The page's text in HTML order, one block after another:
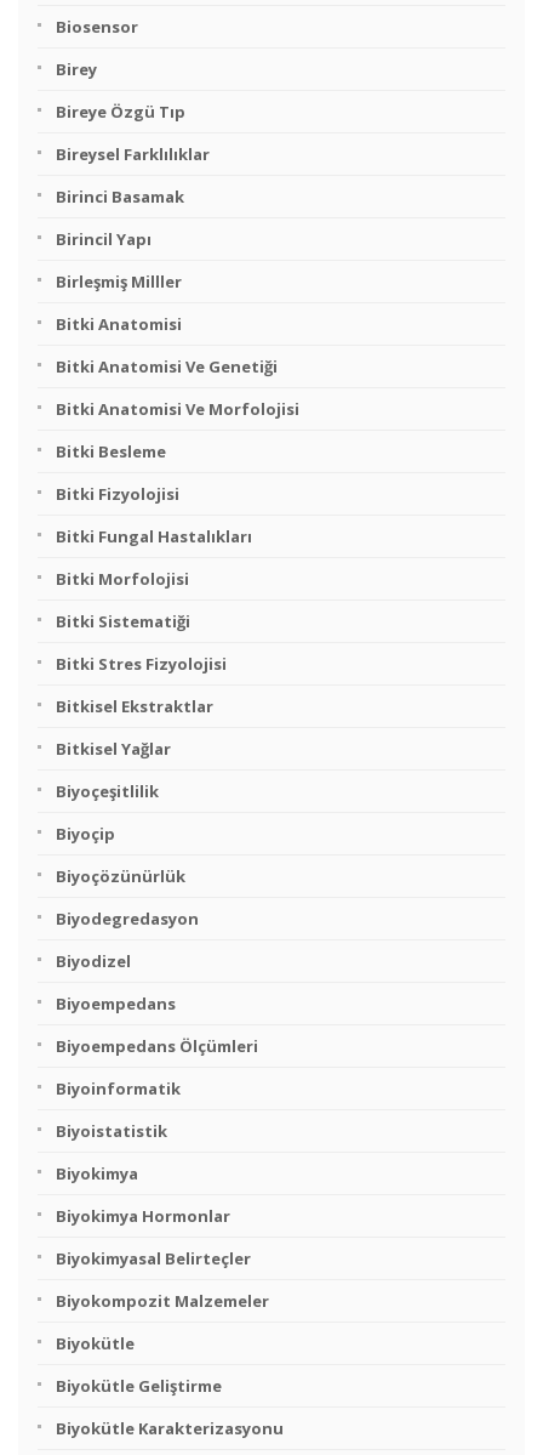
Biosensor
Birey
Bireye Özgü Tıp
Bireysel Farklılıklar
Birinci Basamak
Birincil Yapı
Birleşmiş Milller
Bitki Anatomisi
Bitki Anatomisi Ve Genetiği
Bitki Anatomisi Ve Morfolojisi
Bitki Besleme
Bitki Fizyolojisi
Bitki Fungal Hastalıkları
Bitki Morfolojisi
Bitki Sistematiği
Bitki Stres Fizyolojisi
Bitkisel Ekstraktlar
Bitkisel Yağlar
Biyoçeşitlilik
Biyoçip
Biyoçözünürlük
Biyodegredasyon
Biyodizel
Biyoempedans
Biyoempedans Ölçümleri
Biyoinformatik
Biyoistatistik
Biyokimya
Biyokimya Hormonlar
Biyokimyasal Belirteçler
Biyokompozit Malzemeler
Biyokütle
Biyokütle Geliştirme
Biyokütle Karakterizasyonu